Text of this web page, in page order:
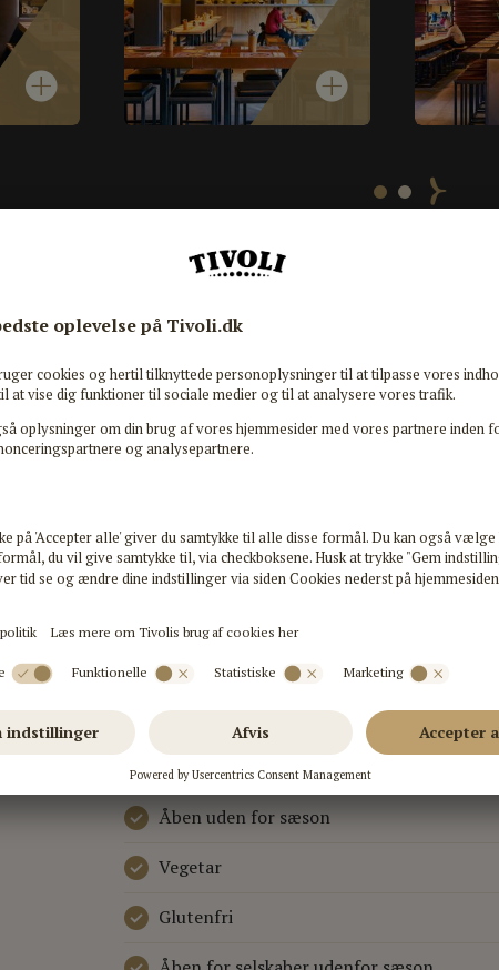
PRISNIVEAU
$$
KATEGORI
KØKKEN
ASIATISK
TELEFON
33 75
Børnemenu
Handicapvenligt
Åben uden for sæson
Vegetar
Glutenfri